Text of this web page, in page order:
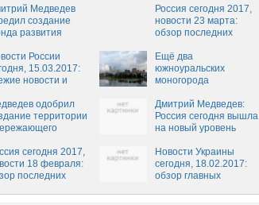
Медведев
создание
развития
Россия сегодня 2017,
новости 23 марта:
обзор последних
свежие новости
России на сегодня,
23.03.2017
России
15.03.2017:
новости и
Ещё два
южноуральских
моногорода
ТОР
одобрил
территории
Дмитрий Медведев:
Россия сегодня вышла
на новый уровень
сегодня 2017,
18 февраля:
последних
Новости Украины
сегодня, 18.02.2017:
обзор главных